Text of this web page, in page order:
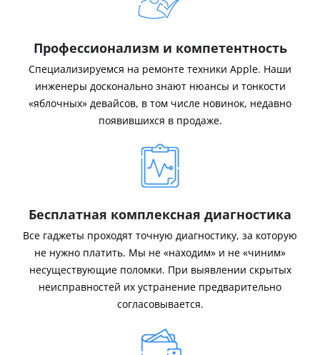
Профессионализм и компетентность
Специализируемся на ремонте техники Apple. Наши
инженеры досконально знают нюансы и тонкости
«яблочных» девайсов, в том числе новинок, недавно
появившихся в продаже.
Бесплатная комплексная диагностика
Все гаджеты проходят точную диагностику, за которую
не нужно платить. Мы не «находим» и не «чиним»
несуществующие поломки. При выявлении скрытых
неисправностей их устранение предварительно
согласовывается.